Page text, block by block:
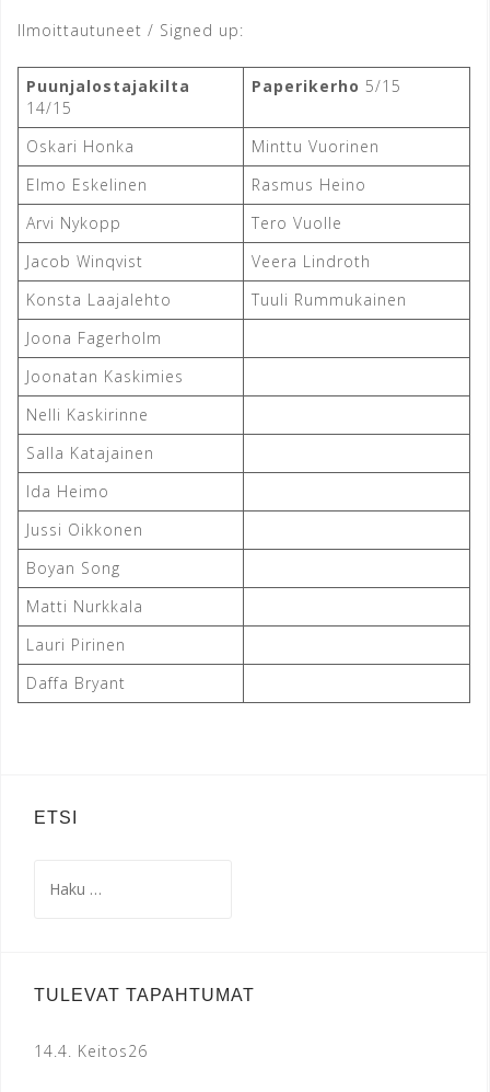
Ilmoittautuneet / Signed up:
Puunjalostajakilta
14/15
Paperikerho 5/15
Oskari Honka
Minttu Vuorinen
Elmo Eskelinen
Rasmus Heino
Arvi Nykopp
Tero Vuolle
Jacob Winqvist
Veera Lindroth
Konsta Laajalehto
Tuuli Rummukainen
Joona Fagerholm
Joonatan Kaskimies
Nelli Kaskirinne
Salla Katajainen
Ida Heimo
Jussi Oikkonen
Boyan Song
Matti Nurkkala
Lauri Pirinen
Daffa Bryant
ETSI
TULEVAT TAPAHTUMAT
14.4. Keitos26